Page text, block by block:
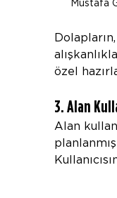
Mustafa
özel
3. Alan
Alan